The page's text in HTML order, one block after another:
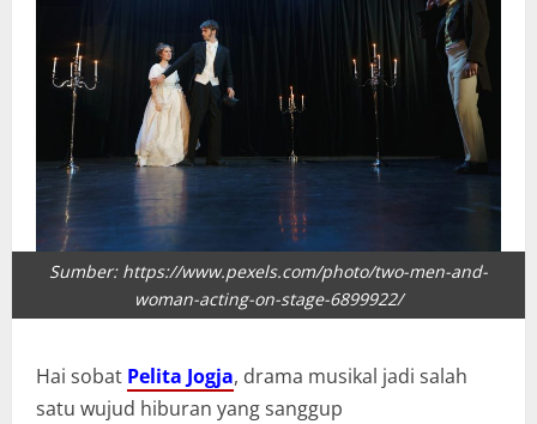
Sumber: https://www.pexels.com/photo/two-men-and-
woman-acting-on-stage-6899922/
Hai sobat Pelita Jogja, drama musikal jadi salah
satu wujud hiburan yang sanggup